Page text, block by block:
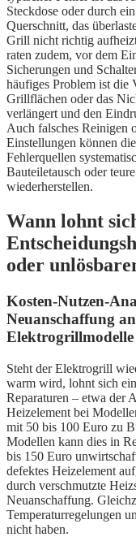
Steckdose oder durch
Querschnitt, das
Grill nicht richtig
raten zudem, vor dem
Sicherungen und
häufiges Problem ist die
Grillflächen oder das
verlängert und den
Auch falsches Reinigen
Einstellungen können
Fehlerquellen
Bauteiletausch oder
wiederherstellen.
Wann lohnt
oder
Kosten-Nutzen-
Neuanschaffung
Elektrogrillmodelle
Steht der Elektrogrill
warm wird, lohnt sich
Reparaturen – etwa der
Heizelement bei
mit 50 bis 100 Euro zu
Modellen kann dies in
bis 150 Euro
defektes Heizelement
durch verschmutzte
Neuanschaffung.
Temperaturregelungen
nicht haben.